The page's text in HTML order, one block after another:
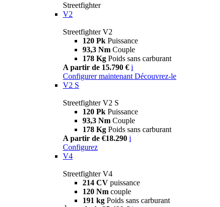
Streetfighter
V2
Streetfighter V2
120 Pk Puissance
93,3 Nm Couple
178 Kg Poids sans carburant
A partir de 15.790 € i
Configurer maintenant Découvrez-le
V2 S
Streetfighter V2 S
120 Pk Puissance
93,3 Nm Couple
178 Kg Poids sans carburant
A partir de €18.290 i
Configurez
V4
Streetfighter V4
214 CV puissance
120 Nm couple
191 kg Poids sans carburant